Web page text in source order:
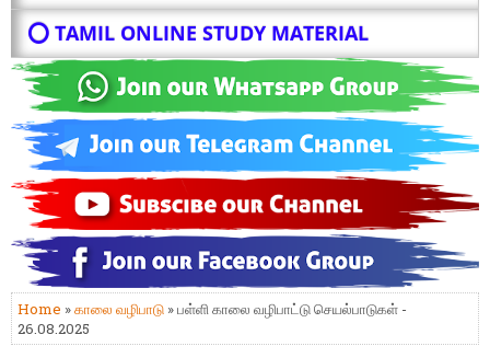
⭕ TAMIL ONLINE STUDY MATERIAL
Home »காலை வழிபாடு » பள்ளி காலை வழிபாட்டு செயல்பாடுகள் -
26.08.2025